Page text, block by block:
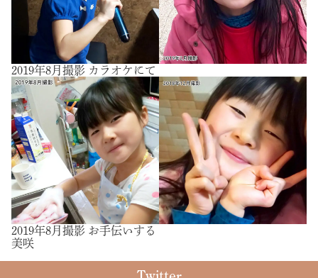
2019年8月撮影 カラオケにて
2019年8月撮影 お手伝いする
美咲